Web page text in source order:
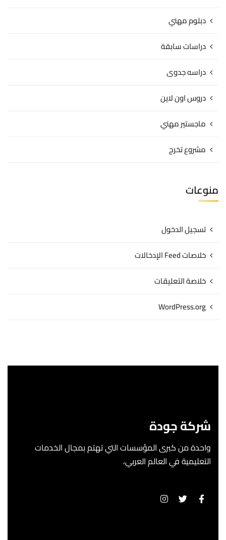
دبلوم مهني
دراسات سابقة
دراسه جدوى
دروس اون لاين
ماجستير مهني
مشروع تخرج
منوعات
تسجيل الدخول
خلاصات Feed الإدخالات
خلاصة التعليقات
WordPress.org
شركة جودة
واحدة من كبرى المؤسسات التي تهتم بمجال الخدمات
التعليمية في العالم العربي،